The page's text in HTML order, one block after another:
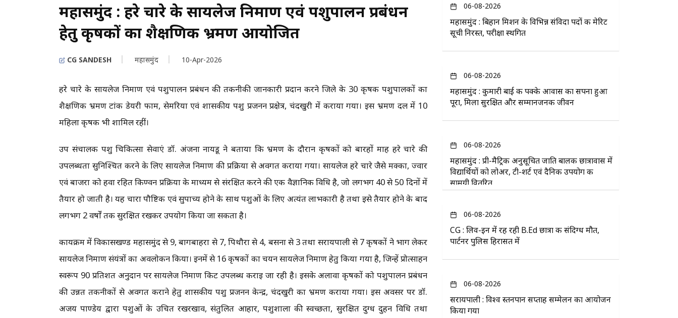
महासमुंद : हरे चारे के सायलेज निर्माण एवं पशुपालन प्रबंधन
हेतु कृषकों का शैक्षणिक भ्रमण आयोजित
CG SANDESH महासमुंद 10-Apr-2026
हरे चारे के सायलेज निर्माण एवं पशुपालन प्रबंधन की तकनीकी जानकारी प्रदान करने जिले के 30 कृषक पशुपालकों का
शैक्षणिक भ्रमण टांक डेयरी फार्म, सेमरिया एवं शासकीय पशु प्रजनन प्रक्षेत्र, चंदखुरी में कराया गया। इस भ्रमण दल में 10
महिला कृषक भी शामिल रहीं।
उप संचालक पशु चिकित्सा सेवाएं डॉ. अंजना नायडू ने बताया कि भ्रमण के दौरान कृषकों को बारहों माह हरे चारे की
उपलब्धता सुनिश्चित करने के लिए सायलेज निर्माण की प्रक्रिया से अवगत कराया गया। सायलेज हरे चारे जैसे मक्का, ज्वार
एवं बाजरा को हवा रहित किण्वन प्रक्रिया के माध्यम से संरक्षित करने की एक वैज्ञानिक विधि है, जो लगभग 40 से 50 दिनों में
तैयार हो जाती है। यह चारा पौष्टिक एवं सुपाच्य होने के साथ पशुओं के लिए अत्यंत लाभकारी है तथा इसे तैयार होने के बाद
लगभग 2 वर्षों तक सुरक्षित रखकर उपयोग किया जा सकता है।
कार्यक्रम में विकासखण्ड महासमुंद से 9, बागबाहरा से 7, पिथौरा से 4, बसना से 3 तथा सरायपाली से 7 कृषकों ने भाग लेकर
सायलेज निर्माण संयंत्रों का अवलोकन किया। इनमें से 16 कृषकों का चयन सायलेज निर्माण हेतु किया गया है, जिन्हें प्रोत्साहन
स्वरूप 90 प्रतिशत अनुदान पर सायलेज निर्माण किट उपलब्ध कराई जा रही है। इसके अलावा कृषकों को पशुपालन प्रबंधन
की उन्नत तकनीकों से अवगत कराने हेतु शासकीय पशु प्रजनन केन्द्र, चंदखुरी का भ्रमण कराया गया। इस अवसर पर डॉ.
अजय पाण्डेय द्वारा पशुओं के उचित रखरखाव, संतुलित आहार, पशुशाला की स्वच्छता, सुरक्षित दुग्ध दुहन विधि तथा
06-08-2026
महासमुंद : बिहान मिशन के विभिन्न संविदा पदों की मेरिट
सूची निरस्त, परीक्षा स्थगित
06-08-2026
महासमुंद : कुमारी बाई की पक्के आवास का सपना हुआ
पूरा, मिला सुरक्षित और सम्मानजनक जीवन
06-08-2026
महासमुंद : प्री-मैट्रिक अनुसूचित जाति बालक छात्रावास में
विद्यार्थियों को लोअर, टी-शर्ट एवं दैनिक उपयोग की
सामग्री वितरित
06-08-2026
CG : लिव-इन में रह रही B.Ed छात्रा की संदिग्ध मौत,
पार्टनर पुलिस हिरासत में
06-08-2026
सरायपाली : विश्व स्तनपान सप्ताह सम्मेलन का आयोजन
किया गया